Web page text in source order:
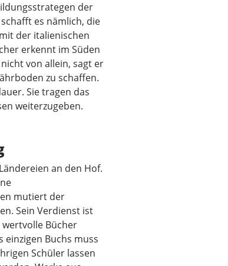
der
es nämlich, die
der italienischen
erkennt im Süden
von allein, sagt er
zu schaffen.
Sie tragen das
weiterzugeben.
an den Hof.
mutiert der
Sein Verdienst ist
Bücher
Buchs muss
Schüler lassen